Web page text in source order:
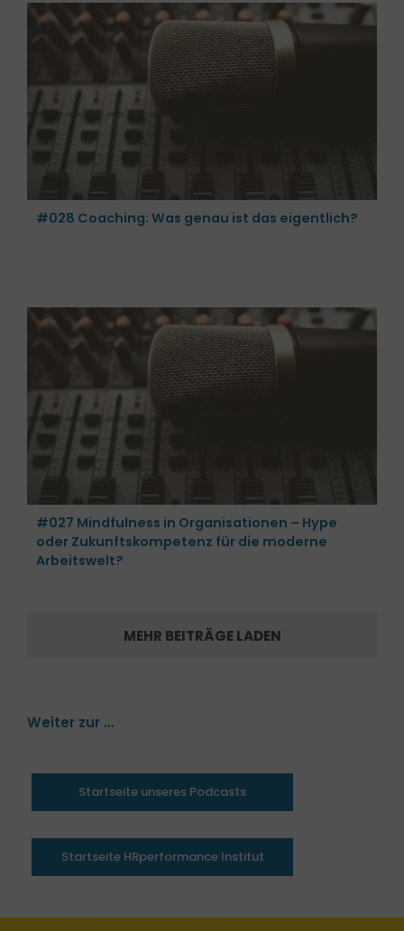
#028 Coaching: Was genau ist das eigentlich?
#027 Mindfulness in Organisationen – Hype
oder Zukunftskompetenz für die moderne
Arbeitswelt?
MEHR BEITRÄGE LADEN
Weiter zur …
Startseite unseres Podcasts
Startseite HRperformance Institut